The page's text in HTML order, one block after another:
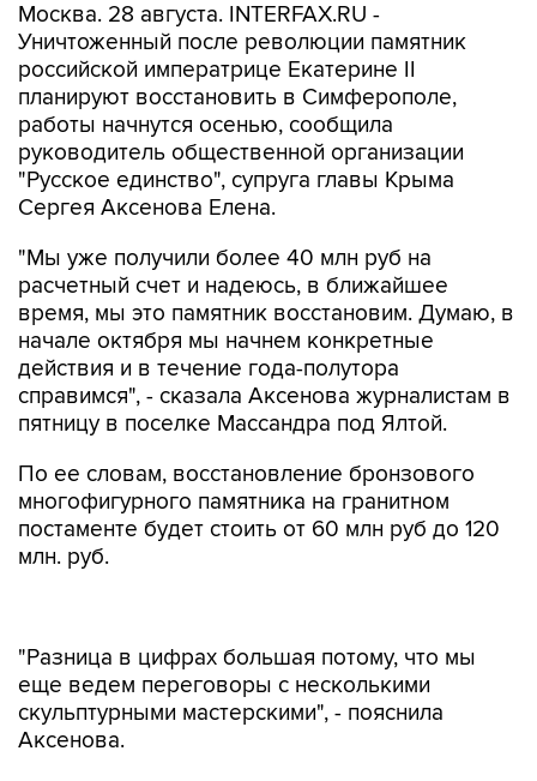
Москва. 28 августа. INTERFAX.RU -
Уничтоженный после революции памятник
российской императрице Екатерине II
планируют восстановить в Симферополе,
работы начнутся осенью, сообщила
руководитель общественной организации
"Русское единство", супруга главы Крыма
Сергея Аксенова Елена.
"Мы уже получили более 40 млн руб на
расчетный счет и надеюсь, в ближайшее
время, мы это памятник восстановим. Думаю, в
начале октября мы начнем конкретные
действия и в течение года-полутора
справимся", - сказала Аксенова журналистам в
пятницу в поселке Массандра под Ялтой.
По ее словам, восстановление бронзового
многофигурного памятника на гранитном
постаменте будет стоить от 60 млн руб до 120
млн. руб.
скульптурными мастерскими", - пояснила
Аксенова.
Она отметила, что памятник будет